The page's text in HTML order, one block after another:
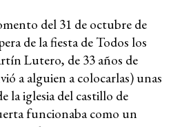
del 31 de octubre de
de la fiesta de Todos los
Lutero, de 33 años de
a alguien a colocarlas) unas
la iglesia del castillo de
funcionaba como un